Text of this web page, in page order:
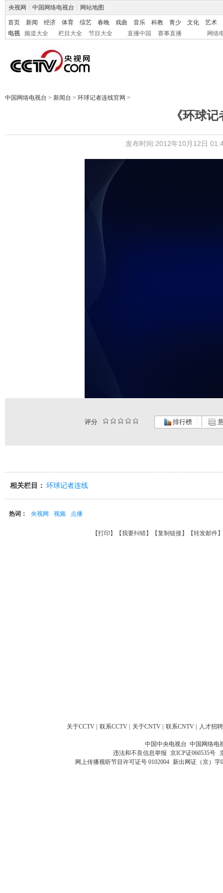
央视网 中国网络电视台 网站地图
首页 新闻 经济 体育 综艺 春晚 戏曲 音乐 科教 青少 文化
艺术
电视
频道大全 栏目大全 节目大全 直播中国 赛事直播 网络
中国网络电视台 > 新闻台 > 环球记者连线官网 >
《环球
发布时间:2012年10月12日
评分 排行榜
相关栏目： 环球记者连线
热词： 央视网 视频 点播
【打印 】【我要纠错】【复制链接】【转发邮件
关于CCTV 联系CCTV 关于CNTV 联系CNTV 人才招聘
中国中央电视台 中国网络电
违法和不良信息举报 京ICP证060535号
网上传播视听节目许可证号 0102004 新出网证（京）